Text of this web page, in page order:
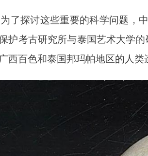
探讨这些重要的科学问题，中
护考古研究所与泰国艺术大学
西百色和泰国邦玛帕地区的人